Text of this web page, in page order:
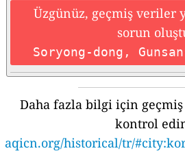
Üzgünüz, geçmiş
sorun
Soryong-dong,
Daha fazla bilgi için
kontrol
aqicn.org/historical/tr/